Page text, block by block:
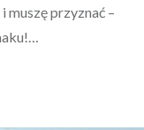
muszę przyznać –